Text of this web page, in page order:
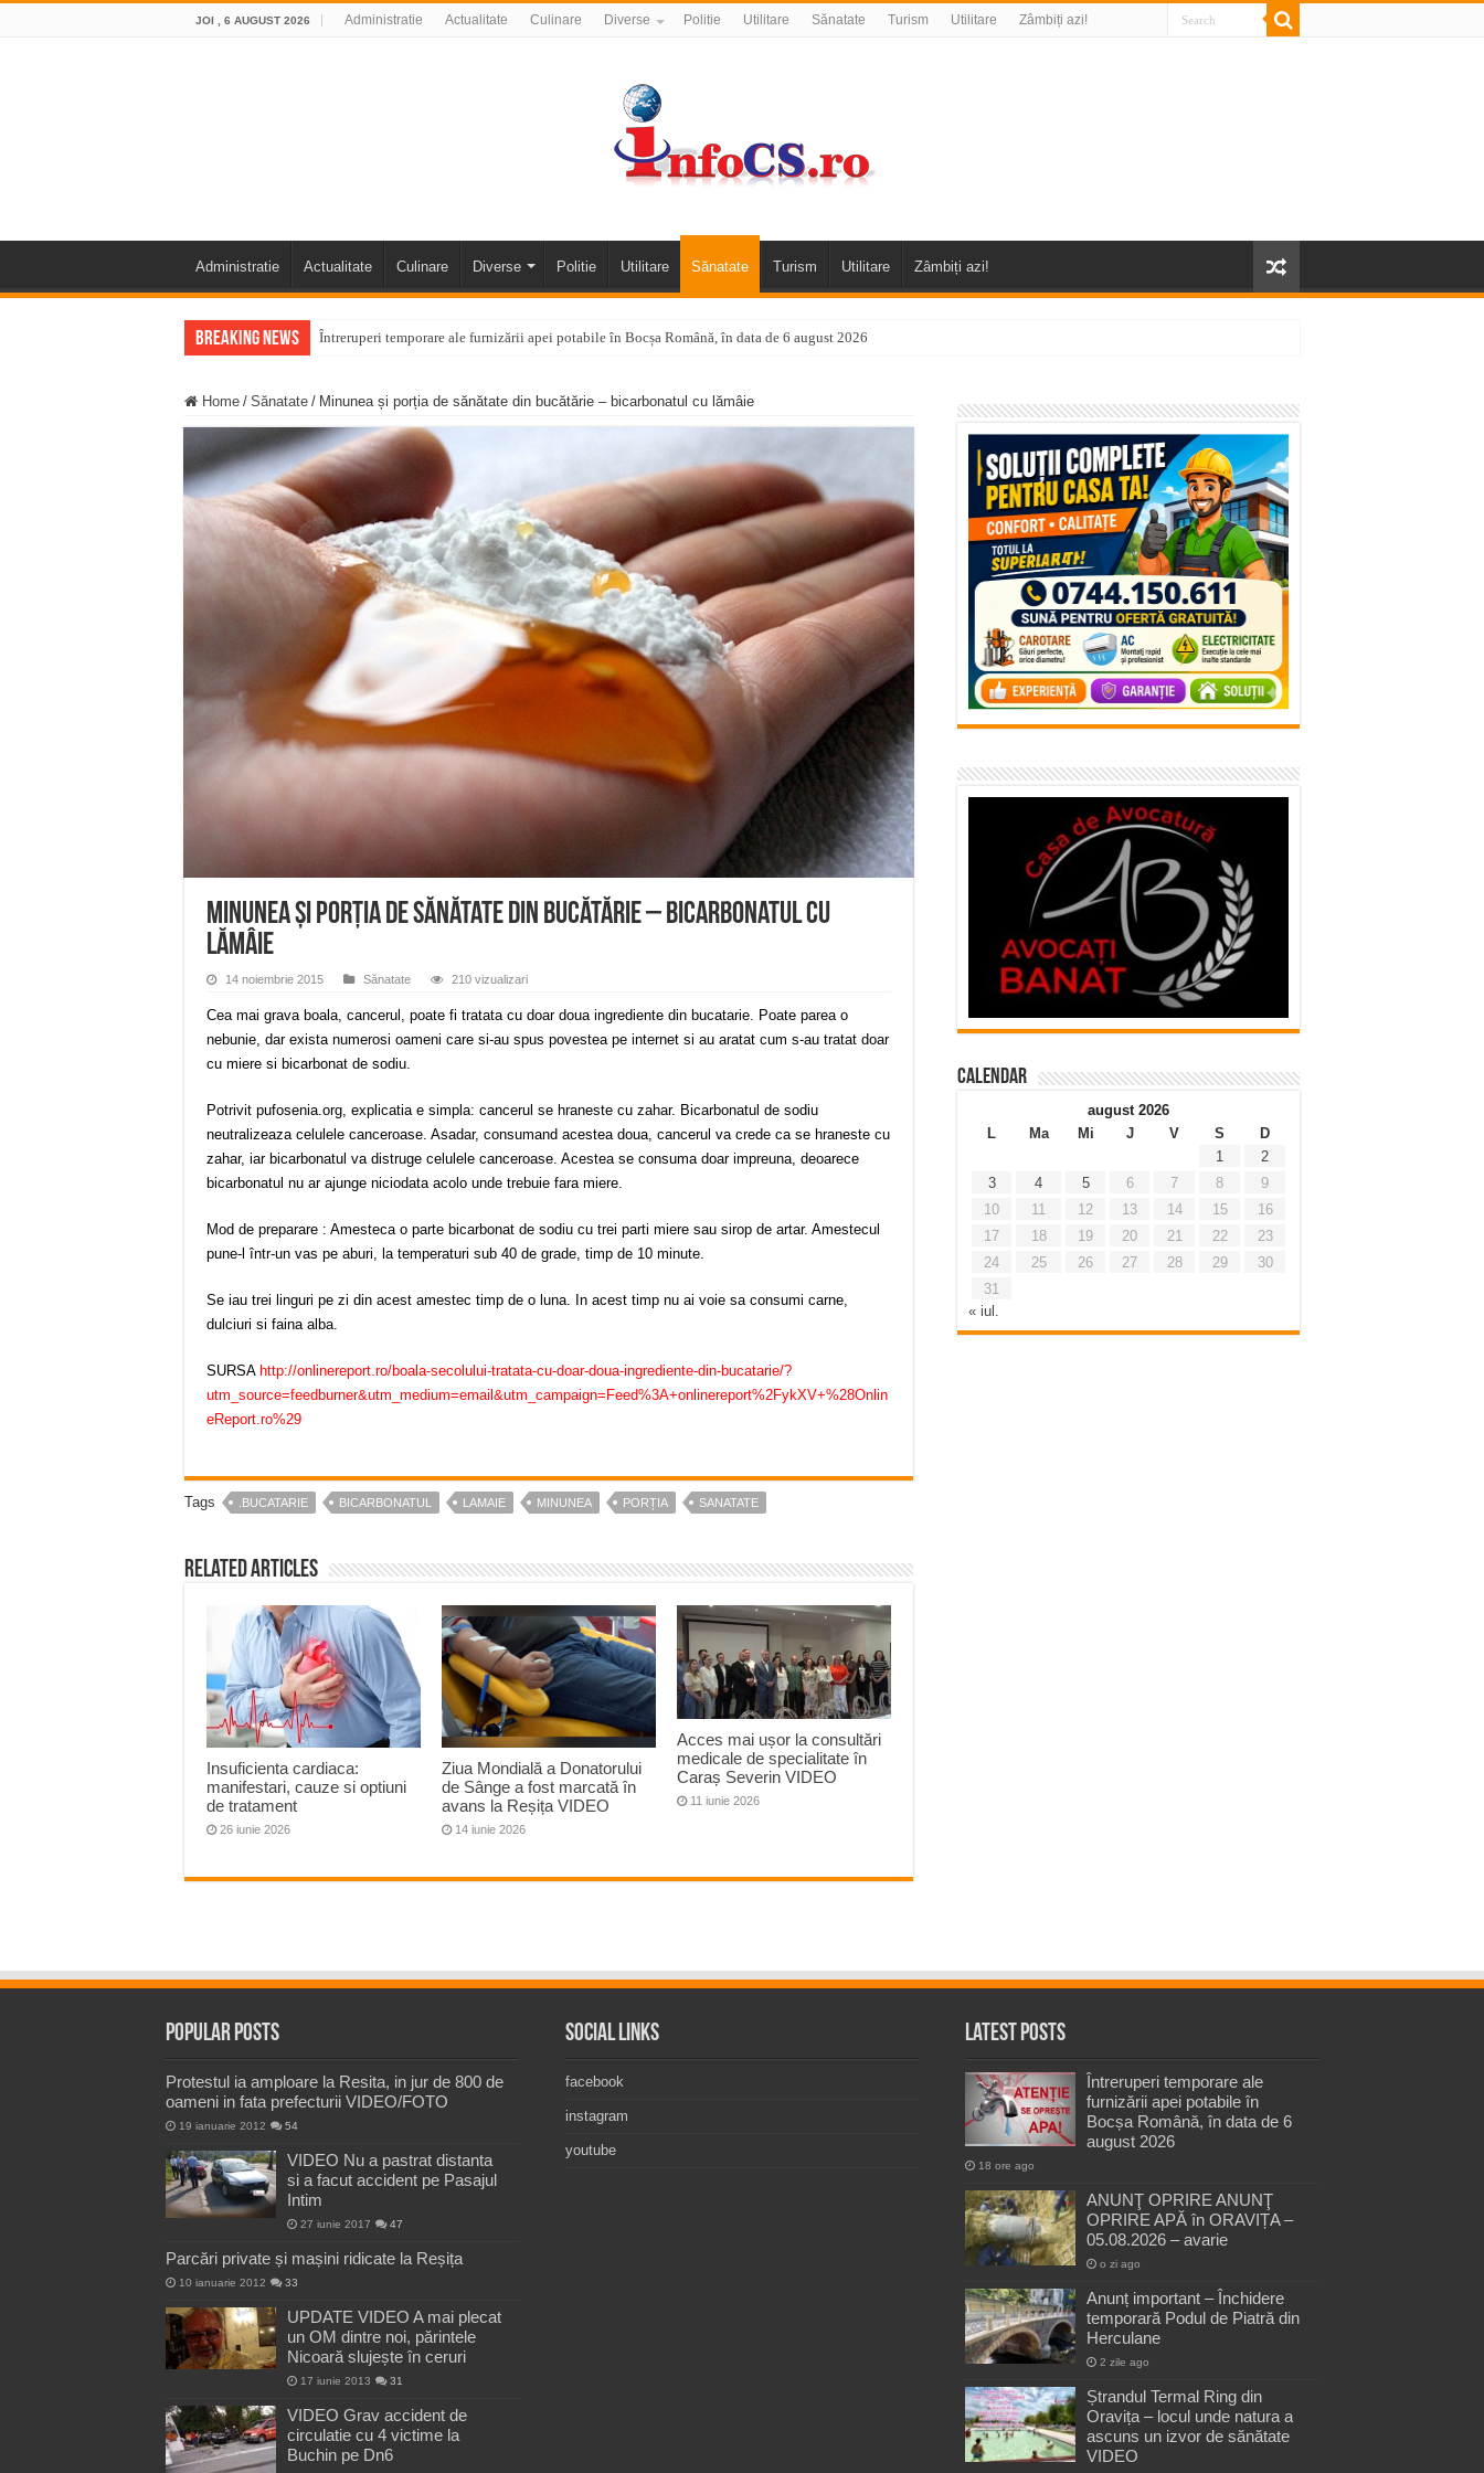
JOI , 6 AUGUST 2026 Administratie Actualitate Culinare Diverse Politie Utilitare Sănatate Turism Utilitare Zâmbiți azi!
Administratie Actualitate Culinare Diverse Politie Utilitare Sănatate Turism Utilitare Zâmbiți azi!
Breaking News Întreruperi temporare ale furnizării apei potabile în Bocșa Română, în data de 6 august 2026
Anunț important – Închidere temporară Podul de Piatră din Herculane
Ștrandul Termal Ring din Oravița – locul unde natura a ascuns un izvor de sănătate VIDEO
Miresme de lavandă, mentă și flori de vară și râsete de copii la Carașova VIDEO
ANUNȚ OPRIRE APĂ în Reșița – avarie – 04.08.2026 – str. Văliugului și Plastomet
ANUNŢ OPRIRE APĂ în CARANSEBEȘ – 04.08.2026 – avarie – Calea Severinului
ANUNŢ OPRIRE APĂ în CARANSEBEȘ avarie
ANUNȚ OPRIRE APĂ în Reșița, cartier Țerova – avarie – 04.08.2026
ANUNȚ OPRIRE APĂ în Reșița – avarie – 03.08.2026 – Calea Caransebeșului
Home / Sănatate / Minunea și porția de sănătate din bucătărie – bicarbonatul cu lămâie
Minunea și porția de sănătate din bucătărie – bicarbonatul cu
lămâie
14 noiembrie 2015 Sănatate 210 vizualizari
Cea mai grava boala, cancerul, poate fi tratata cu doar doua ingrediente din bucatarie. Poate parea o
nebunie, dar exista numerosi oameni care si-au spus povestea pe internet si au aratat cum s-au tratat doar
cu miere si bicarbonat de sodiu.
Potrivit pufosenia.org, explicatia e simpla: cancerul se hraneste cu zahar. Bicarbonatul de sodiu
neutralizeaza celulele canceroase. Asadar, consumand acestea doua, cancerul va crede ca se hraneste cu
zahar, iar bicarbonatul va distruge celulele canceroase. Acestea se consuma doar impreuna, deoarece
bicarbonatul nu ar ajunge niciodata acolo unde trebuie fara miere.
Mod de preparare : Amesteca o parte bicarbonat de sodiu cu trei parti miere sau sirop de artar. Amestecul
pune-l într-un vas pe aburi, la temperaturi sub 40 de grade, timp de 10 minute.
Se iau trei linguri pe zi din acest amestec timp de o luna. In acest timp nu ai voie sa consumi carne,
dulciuri si faina alba.
SURSA http://onlinereport.ro/boala-secolului-tratata-cu-doar-doua-ingrediente-din-bucatarie/?
utm_source=feedburner&utm_medium=email&utm_campaign=Feed%3A+onlinereport%2FykXV+%28Onlin
eReport.ro%29
Tags .BUCATARIE BICARBONATUL LAMAIE MINUNEA PORȚIA SANATATE
Related Articles
Insuficienta cardiaca:
manifestari, cauze si optiuni
de tratament
26 iunie 2026
Ziua Mondială a Donatorului
de Sânge a fost marcată în
avans la Reșița VIDEO
14 iunie 2026
Acces mai ușor la consultări
medicale de specialitate în
Caraș Severin VIDEO
11 iunie 2026
Calendar
august 2026
L
Ma Mi J V S
D
1
2
3
4 5 6 7 8
9
10
11 12 13 14 15
16
17
18 19 20 21 22
23
24
25 26 27 28 29
30
31
« iul.
Popular Posts
Protestul ia amploare la Resita, in jur de 800 de
oameni in fata prefecturii VIDEO/FOTO
19 ianuarie 2012 54
VIDEO Nu a pastrat distanta
si a facut accident pe Pasajul
Intim
27 iunie 2017 47
Parcări private și mașini ridicate la Reșița
10 ianuarie 2012 33
UPDATE VIDEO A mai plecat
un OM dintre noi, părintele
Nicoară slujește în ceruri
17 iunie 2013 31
VIDEO Grav accident de
circulatie cu 4 victime la
Buchin pe Dn6
Social Links
facebook
instagram
youtube
Latest Posts
Întreruperi temporare ale
furnizării apei potabile în
Bocșa Română, în data de 6
august 2026
18 ore ago
ANUNŢ OPRIRE ANUNŢ
OPRIRE APĂ în ORAVIȚA –
05.08.2026 – avarie
o zi ago
Anunț important – Închidere
temporară Podul de Piatră din
Herculane
2 zile ago
Ștrandul Termal Ring din
Oravița – locul unde natura a
ascuns un izvor de sănătate
VIDEO